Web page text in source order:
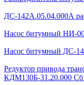
ДС-142А.05.04.000А
Насос битумный НИ-
Насос битумный ДС-
Редуктор привода
КДМ130Б-31.20.000 Сб